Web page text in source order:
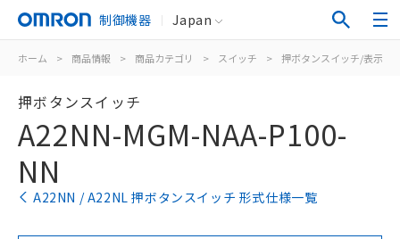
制御機器 Japan
ホーム > 商品情報 > 商品カテゴリ > スイッチ > 押ボタンスイッチ/表示灯
押ボタンスイッチ
A22NN-MGM-NAA-P100-
NN
A22NN / A22NL 押ボタンスイッチ 形式仕様一覧